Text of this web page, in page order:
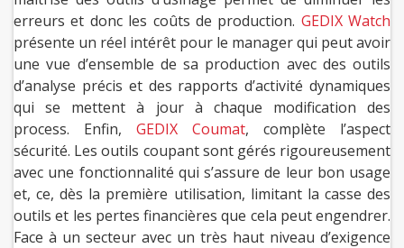
erreurs et donc les coûts de production. GEDIX Watch
présente un réel intérêt pour le manager qui peut avoir
une vue d’ensemble de sa production avec des outils
d’analyse précis et des rapports d’activité dynamiques
qui se mettent à jour à chaque modification des
process. Enfin, GEDIX Coumat, complète l’aspect
sécurité. Les outils coupant sont gérés rigoureusement
avec une fonctionnalité qui s’assure de leur bon usage
et, ce, dès la première utilisation, limitant la casse des
outils et les pertes financières que cela peut engendrer.
Face à un secteur avec un très haut niveau d’exigence